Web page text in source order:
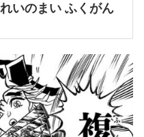
いのまい ふくがん